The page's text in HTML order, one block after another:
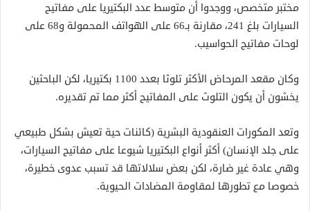
مختبر متخصص، ووجدوا أن متوسط عدد البكتيريا على مفاتيح
السيارات بلغ 241، مقارنة بـ66 على الهواتف المحمولة و68 على
لوحات مفاتيح الحواسيب.
وكان مقعد المرحاض الأكثر تلوثا بعدد 1100 بكتيريا، لكن الباحثين
يخشون أن يكون التلوث على المفاتيح أكثر مما تم تقديره.
وتعد المكورات العنقودية البشرية (كائنات حية تعيش بشكل طبيعي
على جلد الإنسان) أكثر أنواع البكتيريا شيوعا على مفاتيح السيارات،
وهي عادة غير ضارة، لكن بعض سلالاتها قد تسبب عدوى خطيرة،
خصوصا مع تطورها لمقاومة المضادات الحيوية.